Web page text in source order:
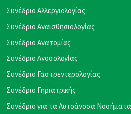
Συνέδριο Αλλεργιολογίας
Συνέδριο Αναισθησιολογίας
Συνέδριο Ανατομίας
Συνέδριο Ανοσολογίας
Συνέδριο Γαστρεντερολογίας
Συνέδριο Γηριατρικής
Συνέδριο για τα Αυτοάνοσα Νοσήματα